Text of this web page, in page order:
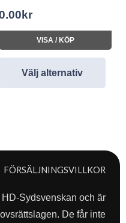
kr
VISA / KÖP
Välj alternativ
FÖRSÄLJNINGSVILLKOR
Sydsvenskan och är
De får inte